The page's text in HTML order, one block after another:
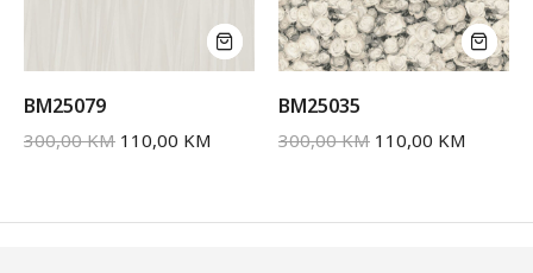
BM25079
300,00KM 110,00 KM
BM25035
300,00KM 110,00 KM